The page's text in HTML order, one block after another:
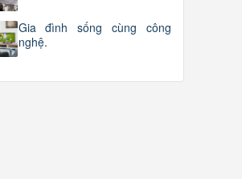
Gia đình sống cùng công
nghệ.